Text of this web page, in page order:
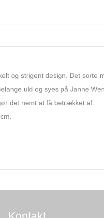
og strigent design. Det
uld og syes på Janne
det nemt at få betrækket af.